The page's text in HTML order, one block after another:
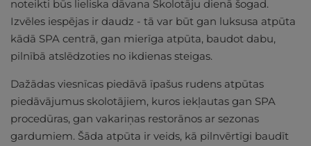
noteikti būs lieliska dāvana Skolotāju dienā šogad.
Izvēles iespējas ir daudz - tā var būt gan luksusa atpūta
kādā SPA centrā, gan mierīga atpūta, baudot dabu,
pilnībā atslēdzoties no ikdienas steigas.
Dažādas viesnīcas piedāvā īpašus rudens atpūtas
piedāvājumus skolotājiem, kuros iekļautas gan SPA
procedūras, gan vakariņas restorānos ar sezonas
gardumiem. Šāda atpūta ir veids, kā pilnvērtīgi baudīt